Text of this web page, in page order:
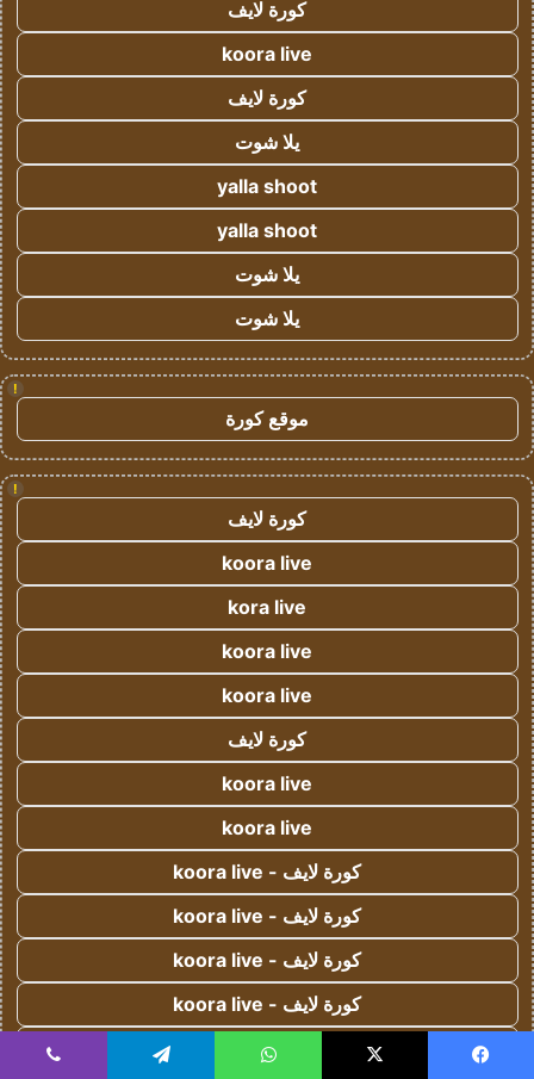
كورة لايف
koora live
كورة لايف
يلا شوت
yalla shoot
yalla shoot
يلا شوت
يلا شوت
!
موقع كورة
!
كورة لايف
koora live
kora live
koora live
koora live
كورة لايف
koora live
koora live
كورة لايف - koora live
كورة لايف - koora live
كورة لايف - koora live
كورة لايف - koora live
كورة لايف - koora live